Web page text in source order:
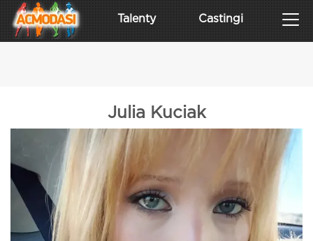
Talenty Castingi
Julia Kuciak